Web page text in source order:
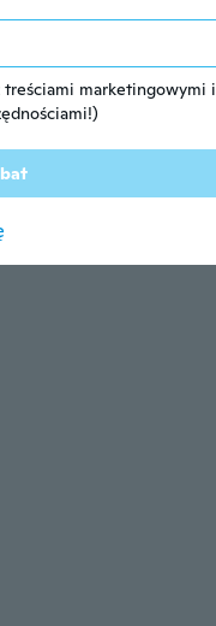
marketingowymi i